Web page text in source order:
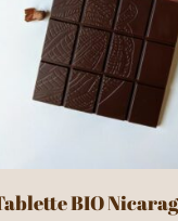
BIO